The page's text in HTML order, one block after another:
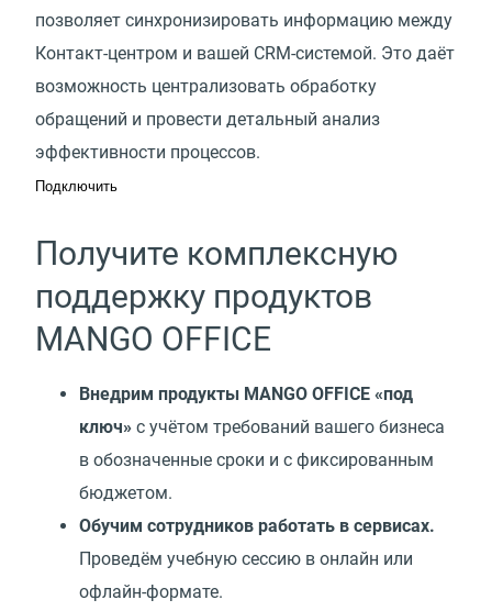
позволяет синхронизировать информацию между
Контакт-центром и вашей CRM-системой. Это даёт
возможность централизовать обработку
обращений и провести детальный анализ
эффективности процессов.
Подключить
Получите комплексную
поддержку продуктов
MANGO OFFICE
Внедрим продукты MANGO OFFICE «под
ключ» с учётом требований вашего бизнеса
в обозначенные сроки и с фиксированным
бюджетом.
Обучим сотрудников работать в сервисах.
Проведём учебную сессию в онлайн или
офлайн-формате.